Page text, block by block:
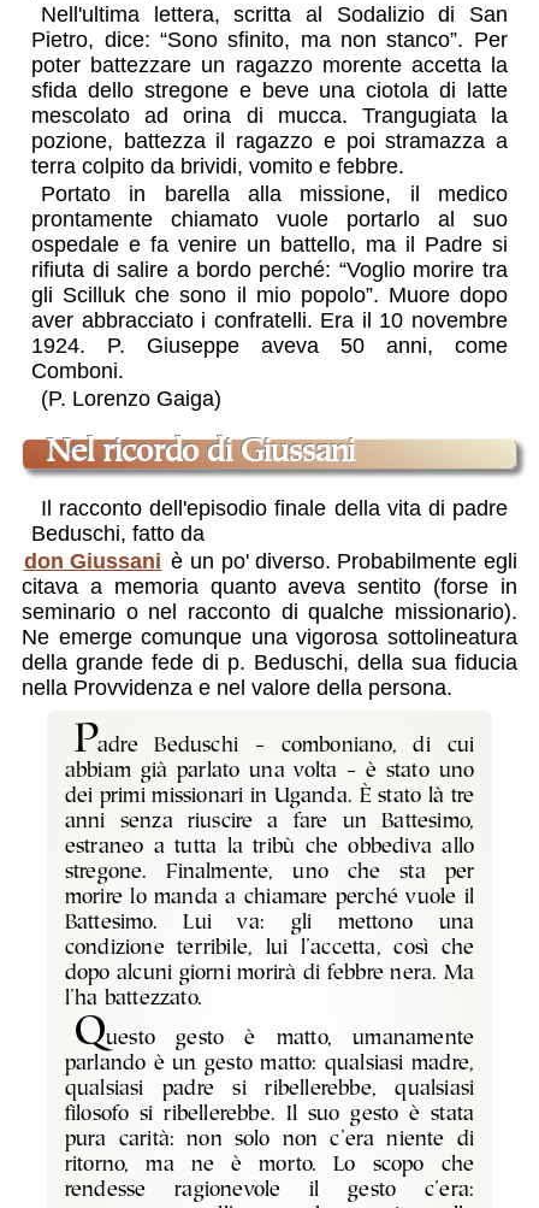
Nell'ultima lettera, scritta al Sodalizio di San
Pietro, dice: “Sono sfinito, ma non stanco”. Per
poter battezzare un ragazzo morente accetta la
sfida dello stregone e beve una ciotola di latte
mescolato ad orina di mucca. Trangugiata la
pozione, battezza il ragazzo e poi stramazza a
terra colpito da brividi, vomito e febbre.
Portato in barella alla missione, il medico
prontamente chiamato vuole portarlo al suo
ospedale e fa venire un battello, ma il Padre si
rifiuta di salire a bordo perché: “Voglio morire tra
gli Scilluk che sono il mio popolo”. Muore dopo
aver abbracciato i confratelli. Era il 10 novembre
1924. P. Giuseppe aveva 50 anni, come
Comboni.
(P. Lorenzo Gaiga)
nel ricordo di Giussani
Il racconto dell'episodio finale della vita di padre
Beduschi, fatto da
don Giussani è un po' diverso. Probabilmente egli
citava a memoria quanto aveva sentito (forse in
seminario o nel racconto di qualche missionario).
Ne emerge comunque una vigorosa sottolineatura
della grande fede di p. Beduschi, della sua fiducia
nella Provvidenza e nel valore della persona.
Padre Beduschi – comboniano, di cui
abbiam già parlato una volta – è stato uno
dei primi missionari in Uganda. È stato là tre
anni senza riuscire a fare un Battesimo,
estraneo a tutta la tribù che obbediva allo
stregone. Finalmente, uno che sta per
morire lo manda a chiamare perché vuole il
Battesimo. Lui va: gli mettono una
condizione terribile, lui l’accetta, così che
dopo alcuni giorni morirà di febbre nera. Ma
l’ha battezzato.
Questo gesto è matto, umanamente
parlando è un gesto matto: qualsiasi madre,
qualsiasi padre si ribellerebbe, qualsiasi
filosofo si ribellerebbe. Il suo gesto è stata
pura carità: non solo non c’era niente di
ritorno, ma ne è morto. Lo scopo che
rendesse ragionevole il gesto c’era: